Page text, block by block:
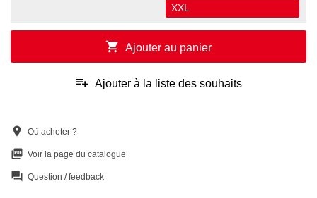
XXL
shopping_cart Ajouter au panier
playlist_add Ajouter à la liste des souhaits
location_on Où acheter ?
picture_as_pdf Voir la page du catalogue
question_answer Question / feedback